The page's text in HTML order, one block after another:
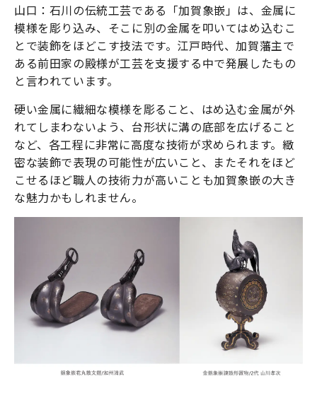
山口：石川の伝統工芸である「加賀象嵌」は、金属に
模様を彫り込み、そこに別の金属を叩いてはめ込むこ
とで装飾をほどこす技法です。江戸時代、加賀藩主で
ある前田家の殿様が工芸を支援する中で発展したもの
と言われています。
硬い金属に繊細な模様を彫ること、はめ込む金属が外
れてしまわないよう、台形状に溝の底部を広げること
など、各工程に非常に高度な技術が求められます。緻
密な装飾で表現の可能性が広いこと、またそれをほど
こせるほど職人の技術力が高いことも加賀象嵌の大き
な魅力かもしれません。